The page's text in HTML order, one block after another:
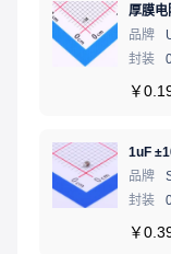
厚膜
品牌
封装
￥
1uF
品牌
封装
￥